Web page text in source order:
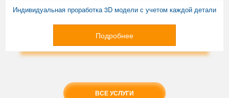
Индивидуальная проработка 3D модели с учетом каждой детали
Подробнее
ВСЕ УСЛУГИ